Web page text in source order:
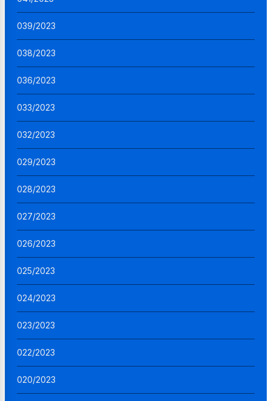
039/2023
038/2023
036/2023
033/2023
032/2023
029/2023
028/2023
027/2023
026/2023
025/2023
024/2023
023/2023
022/2023
020/2023